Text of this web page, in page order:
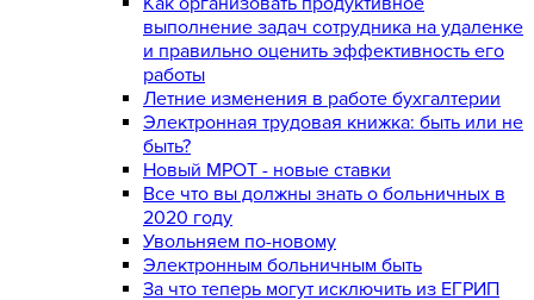
выполнение задач сотрудника на удаленке
и правильно оценить эффективность его
работы
Летние изменения в работе бухгалтерии
Электронная трудовая книжка: быть или не
быть?
Новый МРОТ - новые ставки
Все что вы должны знать о больничных в
2020 году
Увольняем по-новому
Электронным больничным быть
За что теперь могут исключить из ЕГРИП